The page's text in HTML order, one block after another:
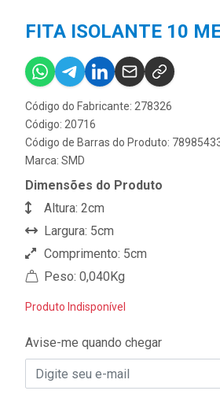
FITA ISOLANTE 10
Código do Fabricante: 278326
Código: 20716
Código de Barras do Produto:
Marca: SMD
Dimensões do Produto
Altura: 2cm
Largura: 5cm
Comprimento: 5cm
Peso: 0,040Kg
Produto Indisponível
Avise-me quando chegar